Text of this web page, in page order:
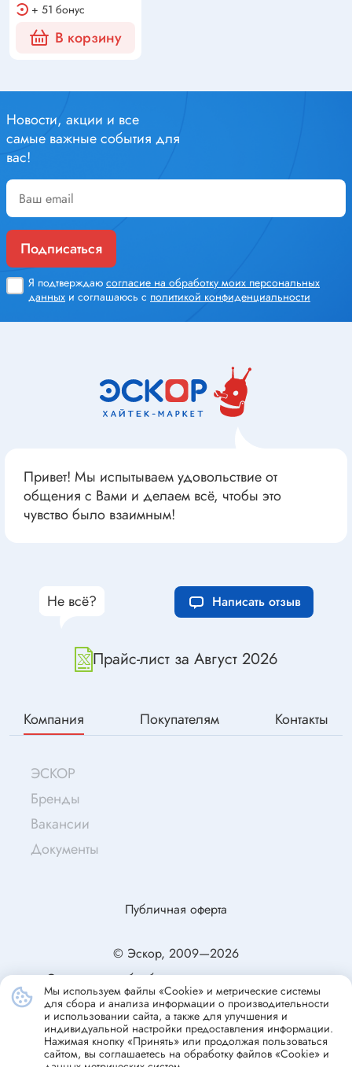
+ 51 бонус
В корзину
Новости, акции и все
самые важные события для
вас!
Подписаться
Я подтверждаю согласие на обработку моих персональных
данных и соглашаюсь с политикой конфиденциальности
Привет! Мы испытываем удовольствие от
общения с Вами и делаем всё, чтобы это
чувство было взаимным!
Прайс-лист за Август 2026
Не всё? Написать отзыв
Компания Покупателям Контакты
ЭСКОР
Бренды
Вакансии
Документы
© Эскор, 2009—2026
Согласие на обработку персональных данных
Политика конфиденциальности
Публичная оферта
Мы используем файлы «Cookie» и метрические системы
для сбора и анализа информации о производительности
и использовании сайта, а также для улучшения и
индивидуальной настройки предоставления информации.
Нажимая кнопку «Принять» или продолжая пользоваться
сайтом, вы соглашаетесь на обработку файлов «Cookie» и